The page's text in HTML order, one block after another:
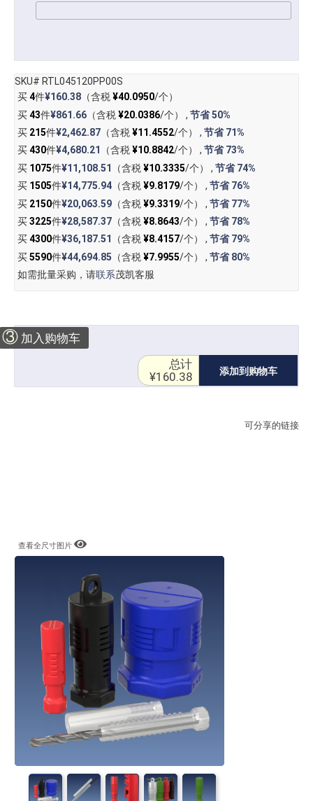
SKU# RTL045120PP00S
买4件¥160.38（含税¥40.0950/个）
买43件¥861.66（含税¥20.0386/个） , 节省50%
买 215件¥2,462.87（含税¥11.4552/个） , 节省71%
买430件¥4,680.21 （含税¥10.8842/个） , 节省73%
买 1075件¥11,108.51 （含税¥10.3335/个） , 节省74%
买 1505件¥14,775.94（含税¥9.8179/个） , 节省76%
买 2150件¥20,063.59（含税¥9.3319/个） , 节省77%
买3225件¥28,587.37（含税¥8.8643/个） , 节省78%
买4300件¥36,187.51 （含税¥8.4157/个） , 节省79%
买5590件¥44,694.85 （含税¥7.9955/个） , 节省80%
如需批量采购，请联系茂凯客服
③ 加入购物车
添加到购物车
总计
¥160.38
可分享的链接
查看全尺寸图片